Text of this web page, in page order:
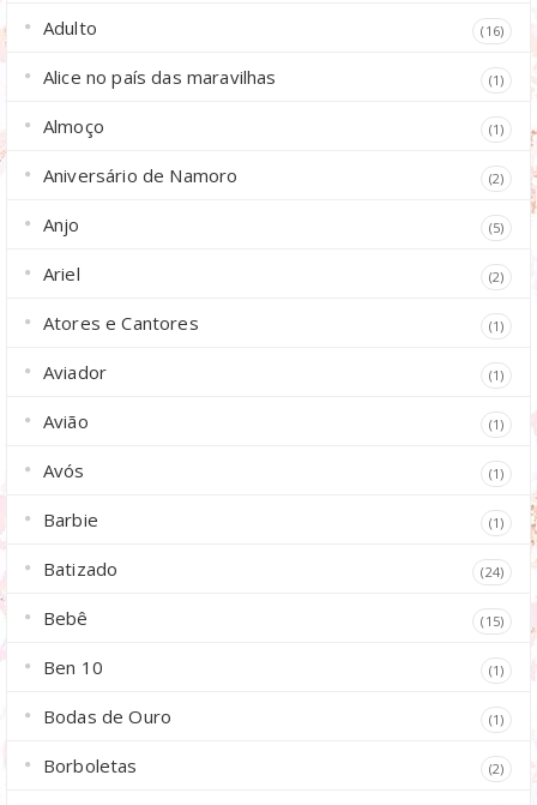
Adulto (16)
Alice no país das maravilhas (1)
Almoço (1)
Aniversário de Namoro (2)
Anjo (5)
Ariel (2)
Atores e Cantores (1)
Aviador (1)
Avião (1)
Avós (1)
Barbie (1)
Batizado (24)
Bebê (15)
Ben 10 (1)
Bodas de Ouro (1)
Borboletas (2)